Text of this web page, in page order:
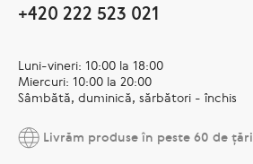
+420 222 523 021
Luni-vineri: 10:00 la 18:00
Miercuri: 10:00 la 20:00
Sâmbătă, duminică, sărbători - închis
Livrăm produse în peste 60 de țări